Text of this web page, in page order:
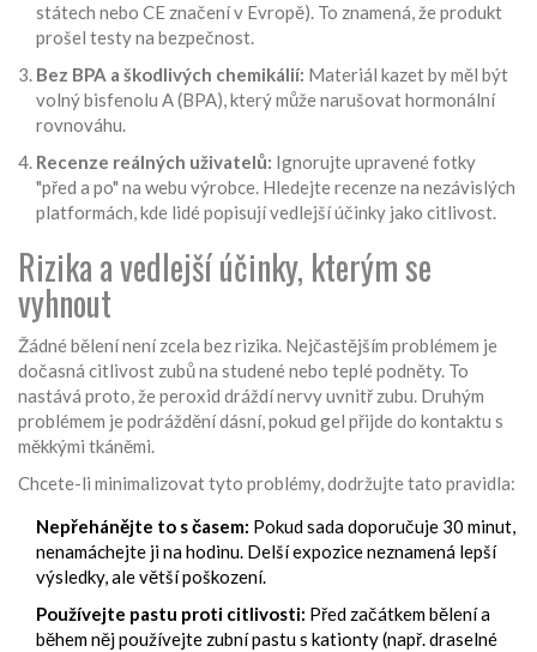
státech nebo CE značení v Evropě). To znamená, že produkt
prošel testy na bezpečnost.
Bez BPA a škodlivých chemikálií: Materiál kazet by měl být
volný bisfenolu A (BPA), který může narušovat hormonální
rovnováhu.
Recenze reálných uživatelů: Ignorujte upravené fotky
"před a po" na webu výrobce. Hledejte recenze na nezávislých
platformách, kde lidé popisují vedlejší účinky jako citlivost.
Rizika a vedlejší účinky, kterým se
vyhnout
Žádné bělení není zcela bez rizika. Nejčastějším problémem je
dočasná citlivost zubů na studené nebo teplé podněty. To
nastává proto, že peroxid dráždí nervy uvnitř zubu. Druhým
problémem je podráždění dásní, pokud gel přijde do kontaktu s
měkkými tkáněmi.
Chcete-li minimalizovat tyto problémy, dodržujte tato pravidla:
Nepřehánějte to s časem: Pokud sada doporučuje 30 minut,
nenamáchejte ji na hodinu. Delší expozice neznamená lepší
výsledky, ale větší poškození.
Používejte pastu proti citlivosti: Před začátkem bělení a
během něj používejte zubní pastu s kationty (např. draselné